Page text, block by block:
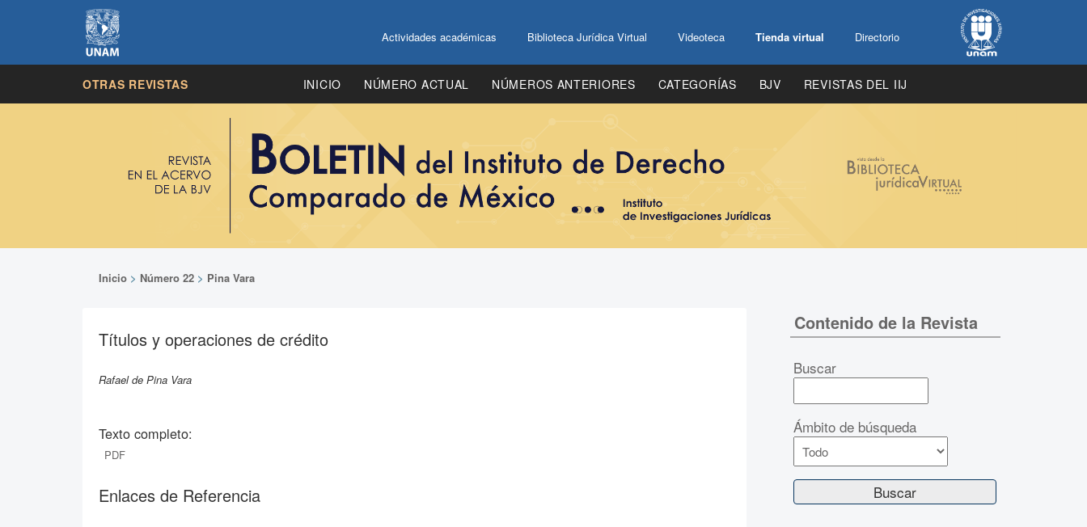
Actividades académicas Biblioteca Jurídica Virtual Videoteca Tienda virtual Directorio
OTRAS REVISTAS INICIO NÚMERO ACTUAL NÚMEROS ANTERIORES CATEGORÍAS BJV REVISTAS DEL IIJ
Inicio > Número 22 > Pina Vara
Títulos y operaciones de crédito
Rafael de Pina Vara
Texto completo:
PDF
Enlaces de Referencia
Contenido de la Revista
Buscar
Ámbito de búsqueda